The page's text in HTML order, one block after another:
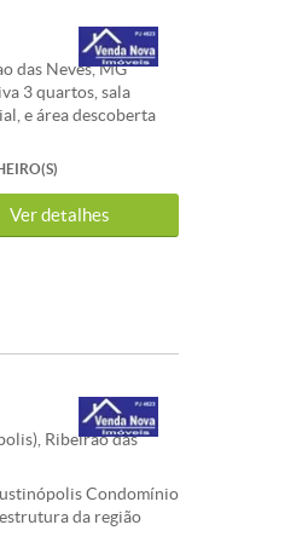
de TV
das Neves, MG
3 quartos, sala
e área descoberta
conta com escolas,
e fácil
ATÉ A
um de nossos
Ver detalhes
Ribeirao das
Condomínio
da região